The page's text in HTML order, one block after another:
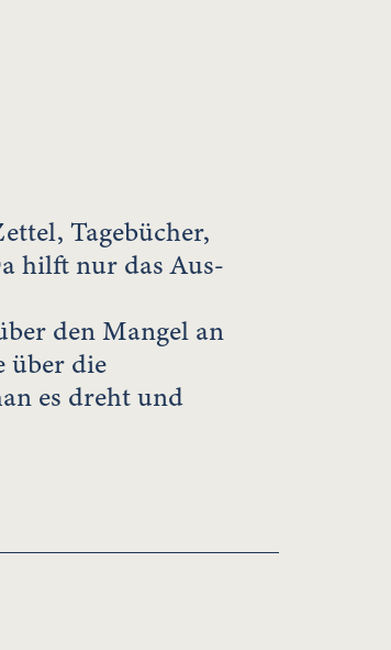
Tagebücher,
hilft nur das Aus-
den Mangel an
über die
es dreht und